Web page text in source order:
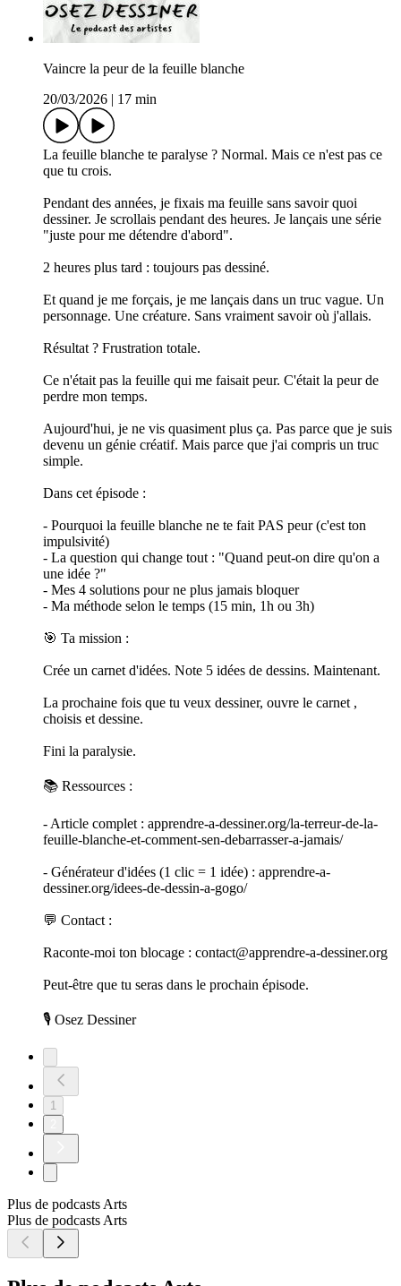
Vaincre la peur de la feuille blanche
20/03/2026
17 min
La feuille blanche te paralyse ? Normal. Mais ce n'est pas ce
que tu crois.
Pendant des années, je fixais ma feuille sans savoir quoi
dessiner. Je scrollais pendant des heures. Je lançais une série
"juste pour me détendre d'abord".
2 heures plus tard : toujours pas dessiné.
Et quand je me forçais, je me lançais dans un truc vague. Un
personnage. Une créature. Sans vraiment savoir où j'allais.
Résultat ? Frustration totale.
Ce n'était pas la feuille qui me faisait peur. C'était la peur de
perdre mon temps.
Aujourd'hui, je ne vis quasiment plus ça. Pas parce que je suis
devenu un génie créatif. Mais parce que j'ai compris un truc
simple.
Dans cet épisode :
- Pourquoi la feuille blanche ne te fait PAS peur (c'est ton
impulsivité)
- La question qui change tout : "Quand peut-on dire qu'on a
une idée ?"
- Mes 4 solutions pour ne plus jamais bloquer
- Ma méthode selon le temps (15 min, 1h ou 3h)
🎯 Ta mission :
Crée un carnet d'idées. Note 5 idées de dessins. Maintenant.
La prochaine fois que tu veux dessiner, ouvre le carnet ,
choisis et dessine.
Fini la paralysie.
📚 Ressources :
- Article complet : apprendre-a-dessiner.org/la-terreur-de-la-
feuille-blanche-et-comment-sen-debarrasser-a-jamais/
- Générateur d'idées (1 clic = 1 idée) : apprendre-a-
dessiner.org/idees-de-dessin-a-gogo/
💬 Contact :
Raconte-moi ton blocage : contact@apprendre-a-dessiner.org
Peut-être que tu seras dans le prochain épisode.
🎙️ Osez Dessiner
1
Plus de podcasts Arts
Plus de podcasts Arts